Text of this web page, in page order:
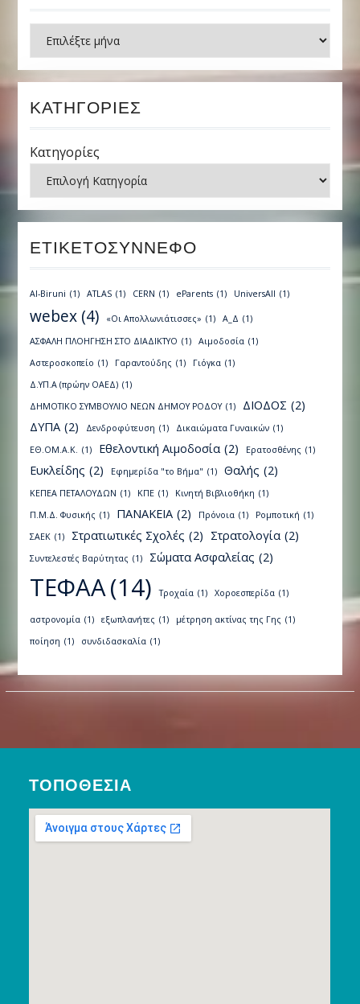
Ιστορικό
ΚΑΤΗΓΟΡΊΕΣ
Κατηγορίες
ΕΤΙΚΕΤΟΣΎΝΝΕΦΟ
Al-Biruni (1) ATLAS (1) CERN (1) eParents (1) UniversAll (1)
webex (4) «Οι Απολλωνιάτισσες» (1) Α_Δ (1)
ΑΣΦΑΛΗ ΠΛΟΗΓΗΣΗ ΣΤΟ ΔΙΑΔΙΚΤΥΟ (1) Αιμοδοσία (1)
Αστεροσκοπείο (1) Γαραντούδης (1) Γιόγκα (1)
Δ.ΥΠ.Α (πρώην ΟΑΕΔ) (1)
ΔΗΜΟΤΙΚΟ ΣΥΜΒΟΥΛΙΟ ΝΕΩΝ ΔΗΜΟΥ ΡΟΔΟΥ (1) ΔΙΟΔΟΣ (2)
ΔΥΠΑ (2) Δενδροφύτευση (1) Δικαιώματα Γυναικών (1)
ΕΘ.ΟΜ.Α.Κ. (1) Εθελοντική Αιμοδοσία (2) Ερατοσθένης (1)
Ευκλείδης (2) Εφημερίδα "το Βήμα" (1) Θαλής (2)
ΚΕΠΕΑ ΠΕΤΑΛΟΥΔΩΝ (1) ΚΠΕ (1) Κινητή Βιβλιοθήκη (1)
Π.Μ.Δ. Φυσικής (1) ΠΑΝΑΚΕΙΑ (2) Πρόνοια (1) Ρομποτική (1)
ΣΑΕΚ (1) Στρατιωτικές Σχολές (2) Στρατολογία (2)
Συντελεστές Βαρύτητας (1) Σώματα Ασφαλείας (2)
ΤΕΦΑΑ(14) Τροχαία (1) Χοροεσπερίδα (1)
αστρονομία (1) εξωπλανήτες (1) μέτρηση ακτίνας της Γης (1)
ποίηση (1) συνδιδασκαλία (1)
ΤΟΠΟΘΕΣΊΑ